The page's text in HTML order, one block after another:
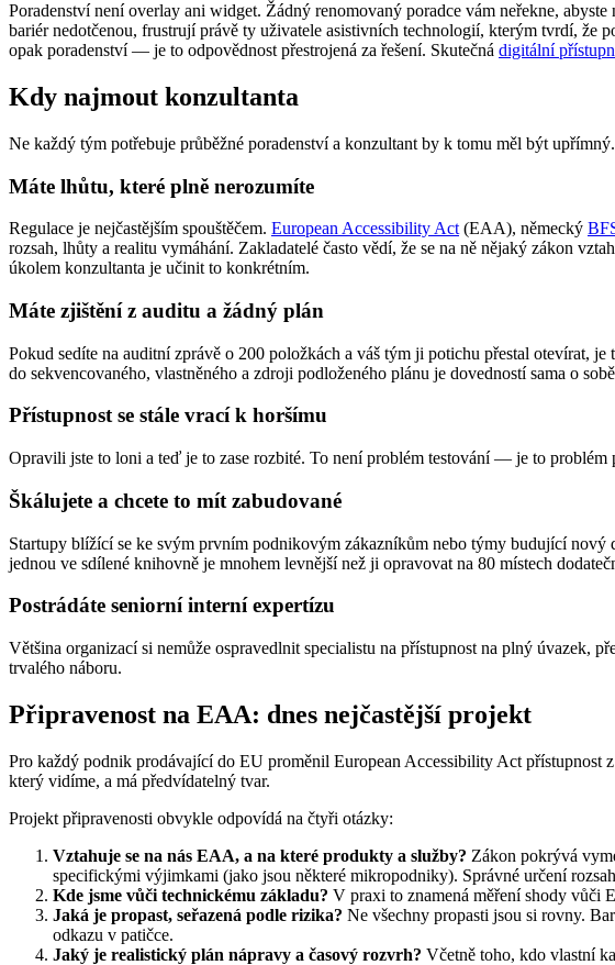
Poradenství není overlay ani widget. Žádný renomovaný poradce vám neřekne,
bariér nedotčenou, frustrují právě ty uživatele asistivních technologií, kterým tvrdí, že
opak poradenství — je to odpovědnost přestrojená za řešení. Skutečná digitální
Kdy najmout konzultanta
Ne každý tým potřebuje průběžné poradenství a konzultant by k tomu měl být
Máte lhůtu, které plně nerozumíte
Regulace je nejčastějším spouštěčem. European Accessibility Act (EAA), německý
rozsah, lhůty a realitu vymáhání. Zakladatelé často vědí, že se na ně nějaký zákon
úkolem konzultanta je učinit to konkrétním.
Máte zjištění z auditu a žádný plán
Pokud sedíte na auditní zprávě o 200 položkách a váš tým ji potichu přestal otevírat,
do sekvencovaného, vlastněného a zdroji podloženého plánu je dovedností sama o
Přístupnost se stále vrací k horšímu
Opravili jste to loni a teď je to zase rozbité. To není problém testování — je to
Škálujete a chcete to mít zabudované
Startupy blížící se ke svým prvním podnikovým zákazníkům nebo týmy budující
jednou ve sdílené knihovně je mnohem levnější než ji opravovat na 80 místech
Postrádáte seniorní interní expertízu
Většina organizací si nemůže ospravedlnit specialistu na přístupnost na plný úvazek,
trvalého náboru.
Připravenost na EAA: dnes nejčastější projekt
Pro každý podnik prodávající do EU proměnil European Accessibility Act
který vidíme, a má předvídatelný tvar.
Projekt připravenosti obvykle odpovídá na čtyři otázky:
Vztahuje se na nás EAA, a na které produkty a služby? Zákon pokrývá
specifickými výjimkami (jako jsou některé mikropodniky). Správné určení
Kde jsme vůči technickému základu? V praxi to znamená měření shody vůči
Jaká je propast, seřazená podle rizika? Ne všechny propasti jsou si rovny.
odkazu v patičce.
Jaký je realistický plán nápravy a časový rozvrh? Včetně toho, kdo vlastní